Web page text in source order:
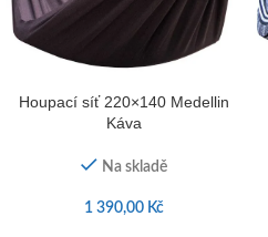
Houpací síť 220×140 Medellin
Káva
Na skladě
1 390,00 Kč